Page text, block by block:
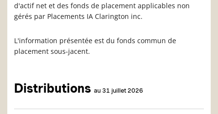
d'actif net et des fonds de placement applicables non
gérés par Placements IA Clarington inc.
L'information présentée est du fonds commun de
placement sous-jacent.
Distributions au 31 juillet 2026